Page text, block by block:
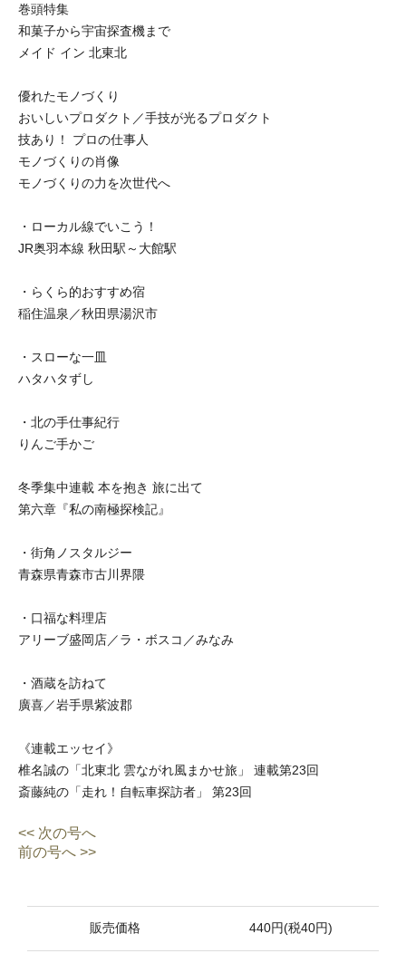
巻頭特集
和菓子から宇宙探査機まで
メイド イン 北東北
優れたモノづくり
おいしいプロダクト／手技が光るプロダクト
技あり！ プロの仕事人
モノづくりの肖像
モノづくりの力を次世代へ
・ローカル線でいこう！
JR奥羽本線 秋田駅～大館駅
・らくら的おすすめ宿
稲住温泉／秋田県湯沢市
・スローな一皿
ハタハタずし
・北の手仕事紀行
りんご手かご
冬季集中連載 本を抱き 旅に出て
第六章『私の南極探検記』
・街角ノスタルジー
青森県青森市古川界隈
・口福な料理店
アリーブ盛岡店／ラ・ボスコ／みなみ
・酒蔵を訪ねて
廣喜／岩手県紫波郡
《連載エッセイ》
椎名誠の「北東北 雲ながれ風まかせ旅」 連載第23回
斎藤純の「走れ！自転車探訪者」 第23回
<< 次の号へ
前の号へ >>
販売価格 440円(税40円)